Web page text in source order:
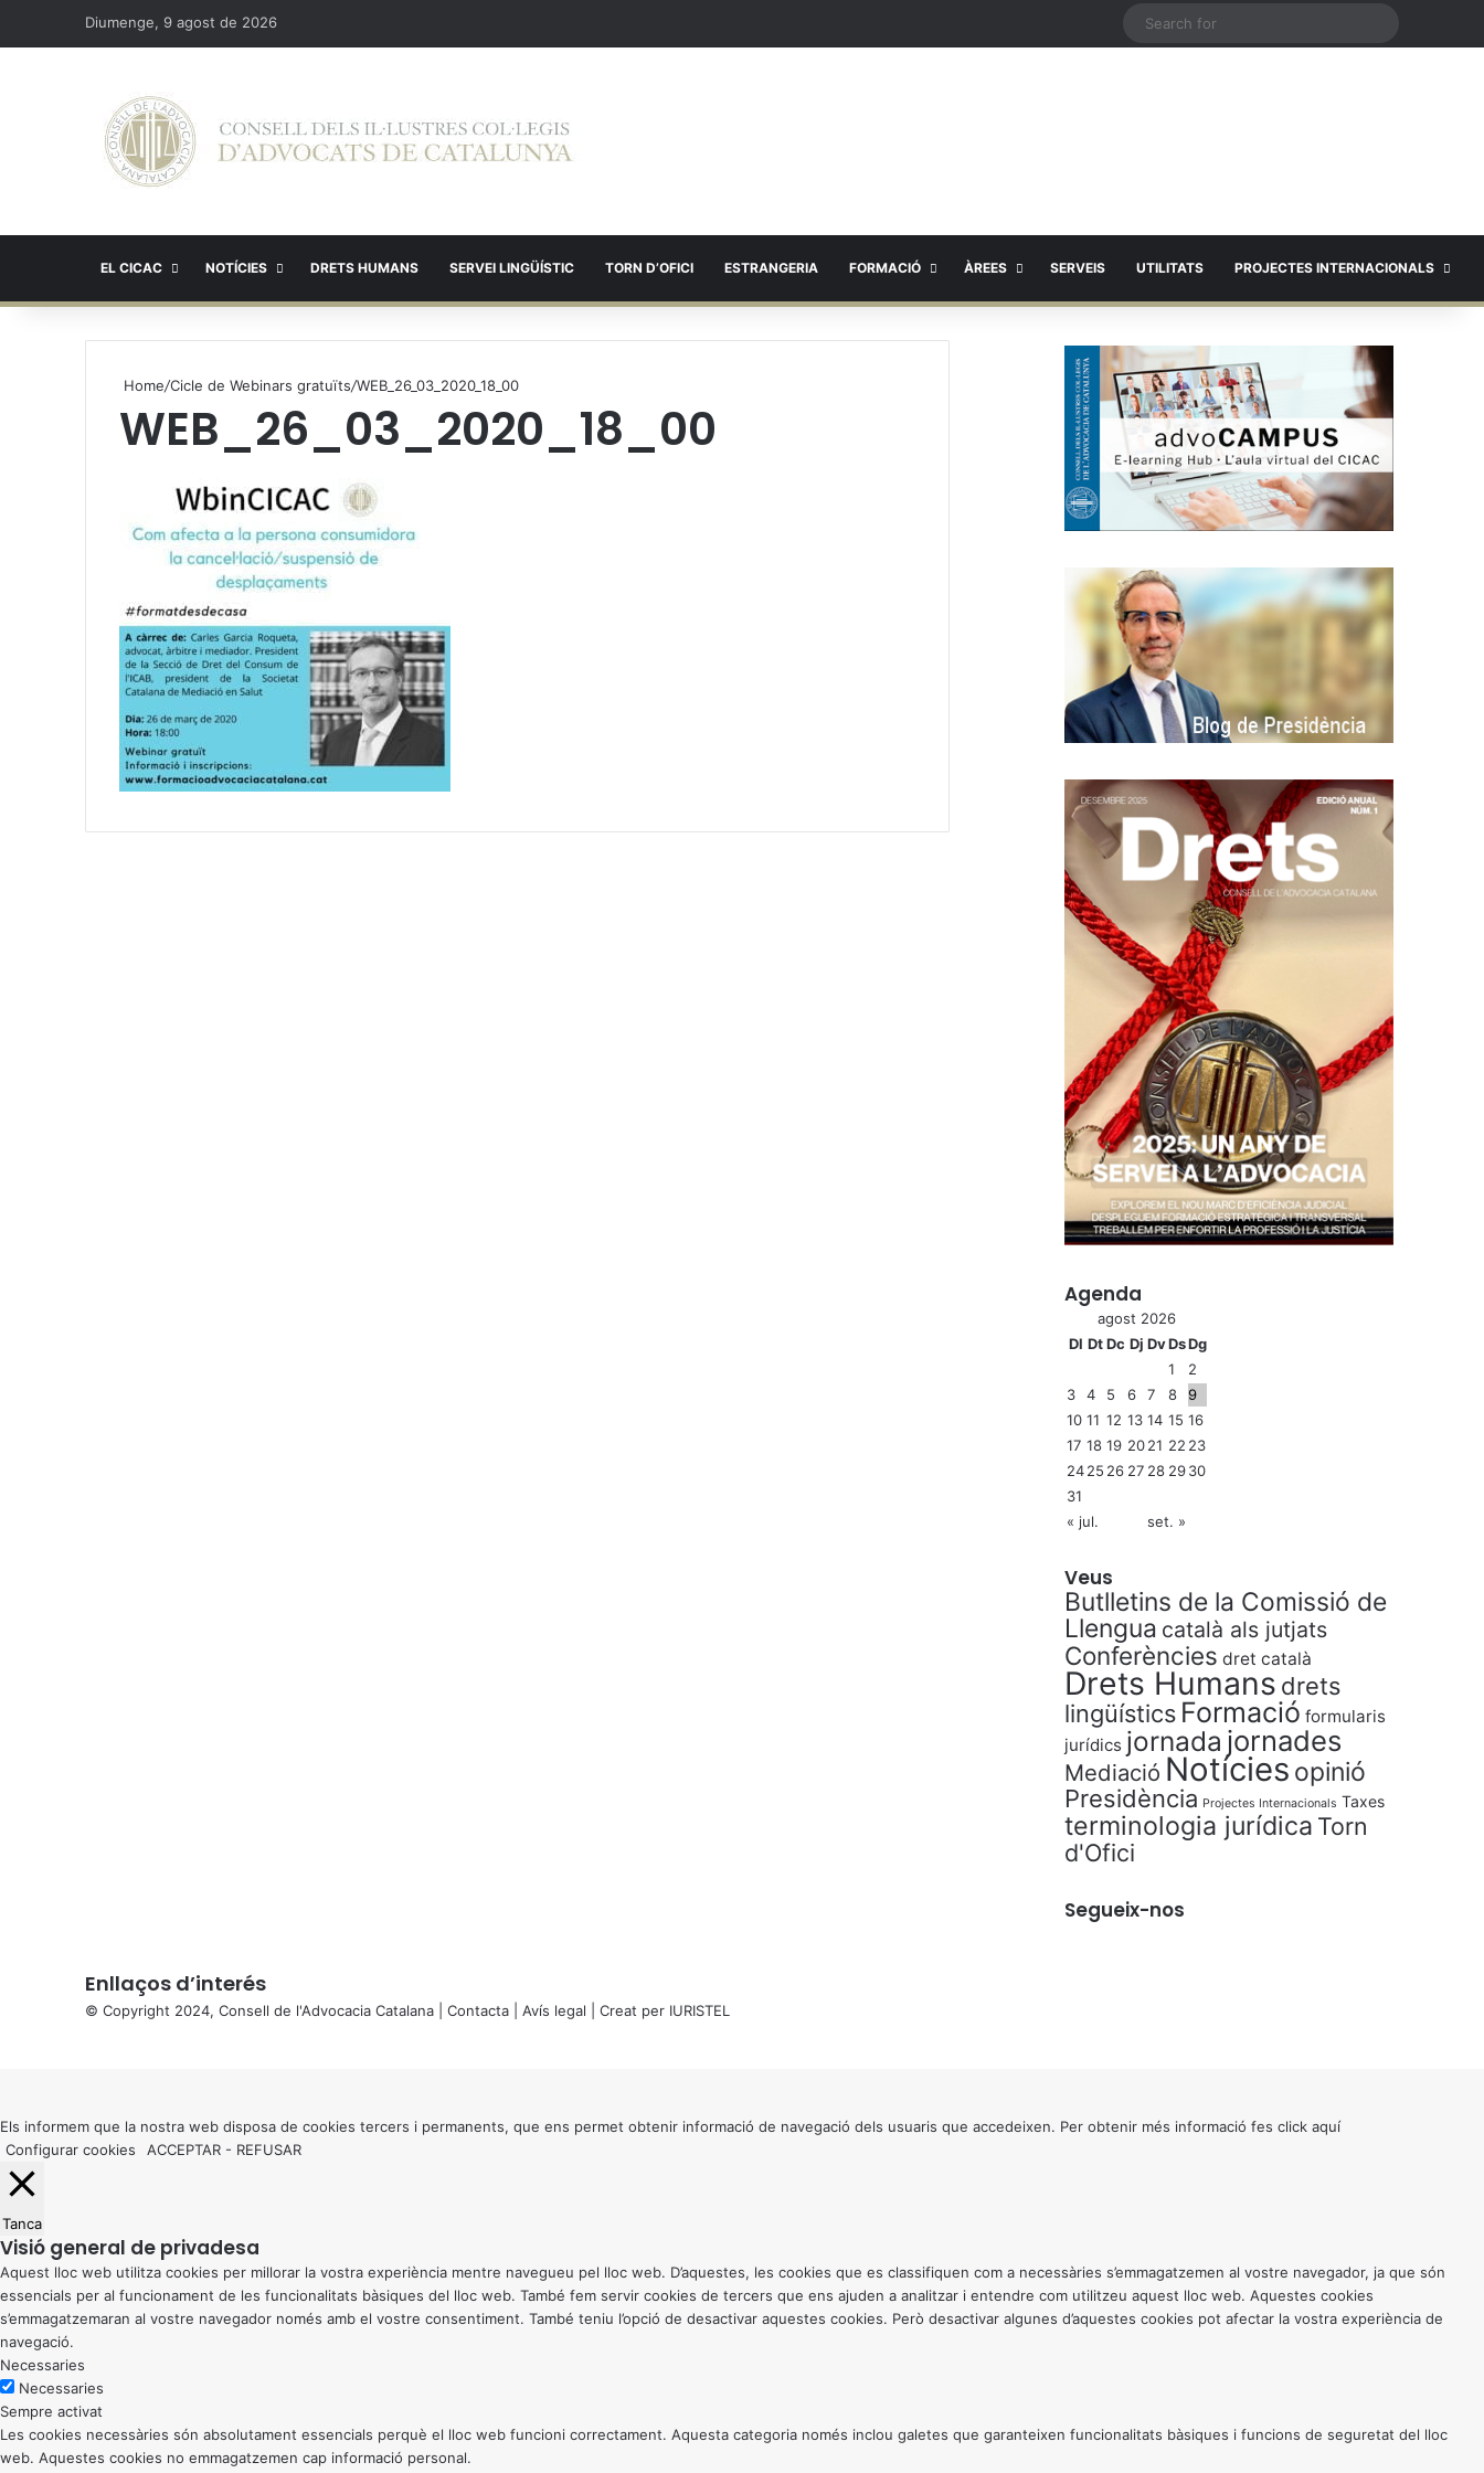
Diumenge, 9 agost de 2026
EL CICAC NOTÍCIES DRETS HUMANS SERVEI LINGÜÍSTIC TORN D’OFICI ESTRANGERIA FORMACIÓ ÀREES SERVEIS UTILITATS PROJECTES INTERNACIONALS
Home/Cicle de Webinars gratuïts/WEB_26_03_2020_18_00
WEB_26_03_2020_18_00
Agenda
agost 2026
Dl Dt Dc Dj DvDsDg
1
2
3
4 5 6 7 8
9
10 11 12 13 14 15 16
17 18 19 2021 22 23
2425 26 27 28 2930
31
« jul.
set. »
Veus
Butlletins de la Comissió de
Llengua català als jutjats
Conferències dret català
Drets Humans drets
lingüístics Formació formularis
jurídics jornada jornades
Mediació Notícies opinió
Presidència Projectes Internacionals Taxes
terminologia jurídica Torn
d'Ofici
Segueix-nos
Enllaços d’interés
© Copyright 2024, Consell de l'Advocacia Catalana | Contacta Avís legal | Creat per IURISTEL
button
Els informem que la nostra web disposa de cookies tercers i permanents, que ens permet obtenir informació de navegació dels usuaris que accedeixen. Per obtenir més informació fes click aquí
Configurar cookies
ACCEPTAR - REFUSAR
Tanca
Visió general de privadesa
Aquest lloc web utilitza cookies per millorar la vostra experiència mentre navegueu pel lloc web. D’aquestes, les cookies que es classifiquen com a necessàries s’emmagatzemen al vostre navegador, ja que són
essencials per al funcionament de les funcionalitats bàsiques del lloc web. També fem servir cookies de tercers que ens ajuden a analitzar i entendre com utilitzeu aquest lloc web. Aquestes cookies
s’emmagatzemaran al vostre navegador només amb el vostre consentiment. També teniu l’opció de desactivar aquestes cookies. Però desactivar algunes d’aquestes cookies pot afectar la vostra experiència de
navegació.
Necessaries
Necessaries
Sempre activat
Les cookies necessàries són absolutament essencials perquè el lloc web funcioni correctament. Aquesta categoria només inclou galetes que garanteixen funcionalitats bàsiques i funcions de seguretat del lloc
web. Aquestes cookies no emmagatzemen cap informació personal.